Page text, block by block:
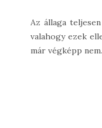
Az állaga
valahogy ezek
már végképp nem.